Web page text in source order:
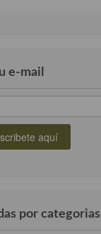
e-mail
por categorias